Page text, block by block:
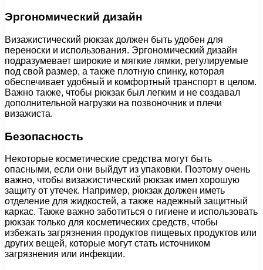
Эргономический дизайн
Визажистический рюкзак должен быть удобен для
переноски и использования. Эргономический дизайн
подразумевает широкие и мягкие лямки, регулируемые
под свой размер, а также плотную спинку, которая
обеспечивает удобный и комфортный транспорт в целом.
Важно также, чтобы рюкзак был легким и не создавал
дополнительной нагрузки на позвоночник и плечи
визажиста.
Безопасность
Некоторые косметические средства могут быть
опасными, если они выйдут из упаковки. Поэтому очень
важно, чтобы визажистический рюкзак имел хорошую
защиту от утечек. Например, рюкзак должен иметь
отделение для жидкостей, а также надежный защитный
каркас. Также важно заботиться о гигиене и использовать
рюкзак только для косметических средств, чтобы
избежать загрязнения продуктов пищевых продуктов или
других вещей, которые могут стать источником
загрязнения или инфекции.